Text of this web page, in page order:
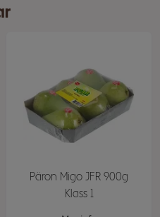
Päron Migo JFR 900g
Klass 1